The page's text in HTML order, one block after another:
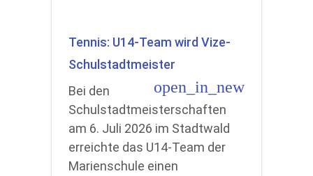
Tennis: U14-Team wird Vize-
Schulstadtmeister
open_in_new
Bei den
Schulstadtmeisterschaften
am 6. Juli 2026 im Stadtwald
erreichte das U14-Team der
Marienschule einen